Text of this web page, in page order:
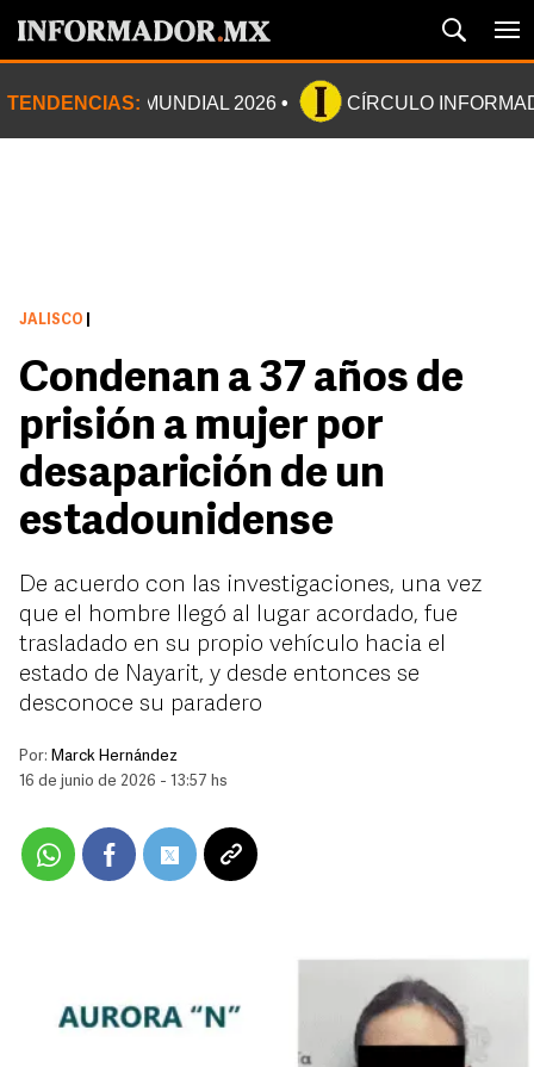
TENDENCIAS: MUNDIAL 2026 CÍRCULO
JALISCO
Condenan a 37 años de
prisión a mujer por
desaparición de un
estadounidense
De acuerdo con las investigaciones, una vez
que el hombre llegó al lugar acordado, fue
trasladado en su propio vehículo hacia el
estado de Nayarit, y desde entonces se
desconoce su paradero
Por: Marck Hernández
16 de junio de 2026 - 13:57 hs